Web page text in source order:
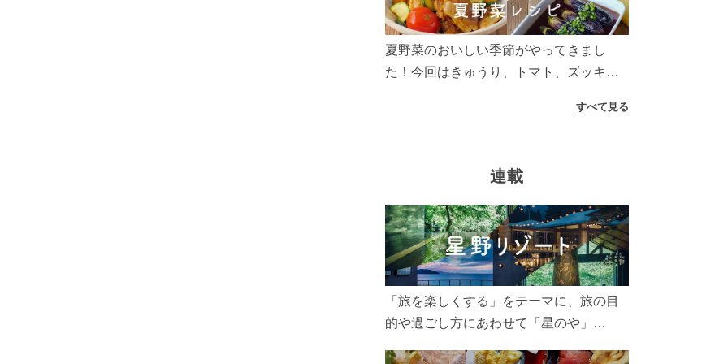
夏野菜のおいしい季節がやってきまし
た！今回はきゅうり、トマト、ズッキー
太陽の光をたっぷりあびた夏野菜は栄養
すべて見る
連載
「旅を楽しくする」をテーマに、旅の目
的や過ごし方にあわせて「星のや」